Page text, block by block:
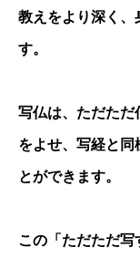
教えをより深く、
す。
写仏は、ただただ
をよせ、写経と同
とができます。
この「ただただ写